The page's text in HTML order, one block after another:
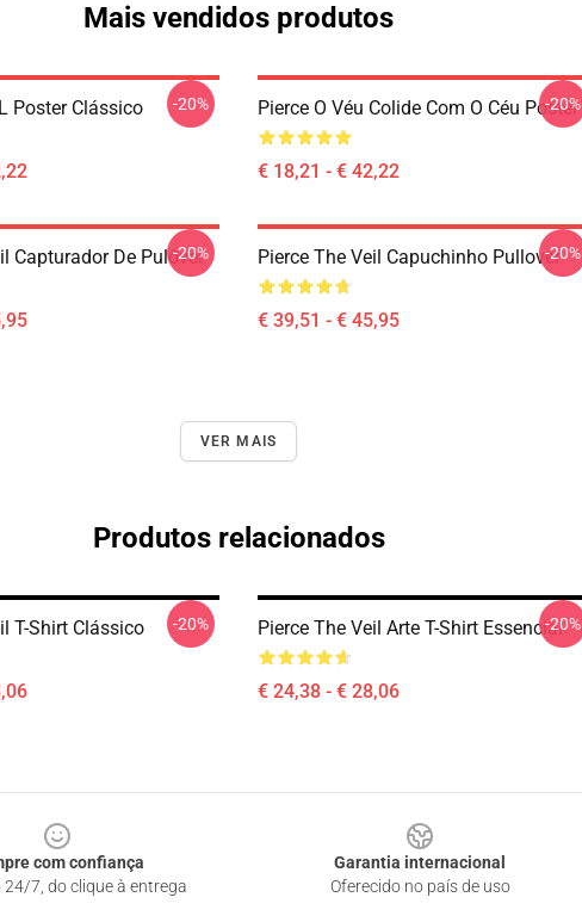
Mais vendidos produtos
Poster Clássico -20% Pierce O Véu Colide Com O Céu Poster
€ 18,21 - € 42,22
-20%
Capturador De Pulôver
-20% Pierce The Veil Capuchinho Pullover
€ 39,51 - € 45,95
-20%
VER MAIS
Produtos relacionados
T-Shirt Clássico -20% Pierce The Veil Arte T-Shirt Essencial
€ 24,38 - € 28,06
-20%
com confiança
24/7, do clique à entrega
Garantia internacional
Oferecido no país de uso